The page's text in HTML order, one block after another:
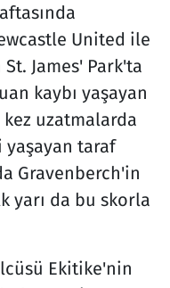
United ile
James' Park'ta
kaybı yaşayan
uzatmalarda
taraf
Gravenberch'in
yarı da bu skorla
Ekitike'nin